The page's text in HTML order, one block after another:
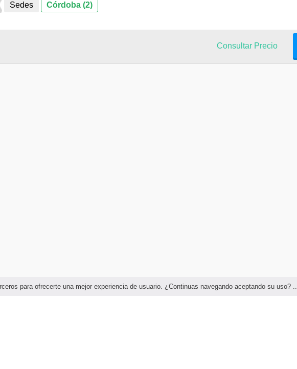
para ofrecerte una mejor experiencia de usuario. ¿Continuas navegando aceptando su uso? ..
Sedes Córdoba (2)
Consultar Precio